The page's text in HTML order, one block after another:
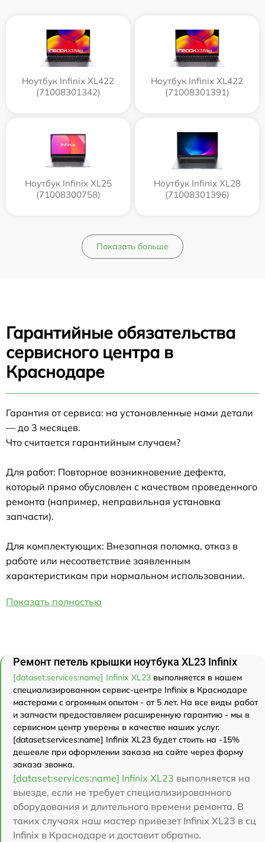
Ноутбук Infinix XL422
(71008301342)
Ноутбук Infinix XL422
(71008301391)
Ноутбук Infinix XL25
(71008300758)
Ноутбук Infinix XL28
(71008301396)
Показать больше
Гарантийные обязательства
сервисного центра в
Краснодаре
Гарантия от сервиса: на установленные нами детали
— до 3 месяцев.
Что считается гарантийным случаем?
Для работ: Повторное возникновение дефекта,
который прямо обусловлен с качеством проведенного
ремонта (например, неправильная установка
запчасти).
Для комплектующих: Внезапная поломка, отказ в
работе или несоответствие заявленным
характеристикам при нормальном использовании.
Показать полностью
Ремонт петель крышки ноутбука XL23 Infinix
[dataset:services:name] Infinix XL23 выполняется в нашем
специализированном сервис-центре Infinix в Краснодаре
мастерами с огромным опытом - от 5 лет. На все виды работ
и запчасти предоставляем расширенную гарантию - мы в
сервисном центр уверены в качестве наших услуг.
[dataset:services:name] Infinix XL23 будет стоить на -15%
дешевле при оформлении заказа на сайте через форму
заказа звонка.
[dataset:services:name] Infinix XL23 выполняется на
выезде, если не требует специализированного
оборудования и длительного времени ремонта. В
таких случаях наш мастер привезет Infinix XL23 в сц
Infinix в Краснодаре и доставит обратно.